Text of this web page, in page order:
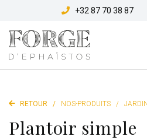
+32 87 70 38 87
RETOUR / NOS-PRODUITS /
Plantoir simple